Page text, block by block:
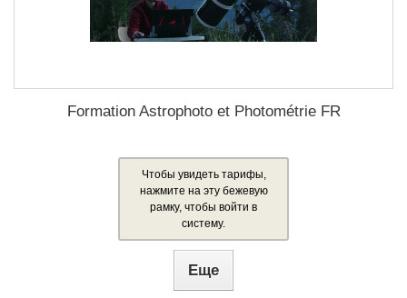
Formation Astrophoto et Photométrie FR
Чтобы увидеть тарифы,
нажмите на эту бежевую
рамку, чтобы войти в
систему.
Еще